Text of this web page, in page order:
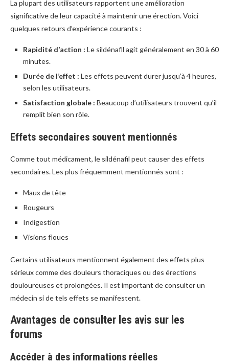
La plupart des utilisateurs rapportent une amélioration
significative de leur capacité à maintenir une érection. Voici
quelques retours d’expérience courants :
Rapidité d’action : Le sildénafil agit généralement en 30 à 60
minutes.
Durée de l’effet : Les effets peuvent durer jusqu’à 4 heures,
selon les utilisateurs.
Satisfaction globale : Beaucoup d’utilisateurs trouvent qu’il
remplit bien son rôle.
Effets secondaires souvent mentionnés
Comme tout médicament, le sildénafil peut causer des effets
secondaires. Les plus fréquemment mentionnés sont :
Maux de tête
Rougeurs
Indigestion
Visions floues
Certains utilisateurs mentionnent également des effets plus
sérieux comme des douleurs thoraciques ou des érections
douloureuses et prolongées. Il est important de consulter un
médecin si de tels effets se manifestent.
Avantages de consulter les avis sur les
forums
Accéder à des informations réelles